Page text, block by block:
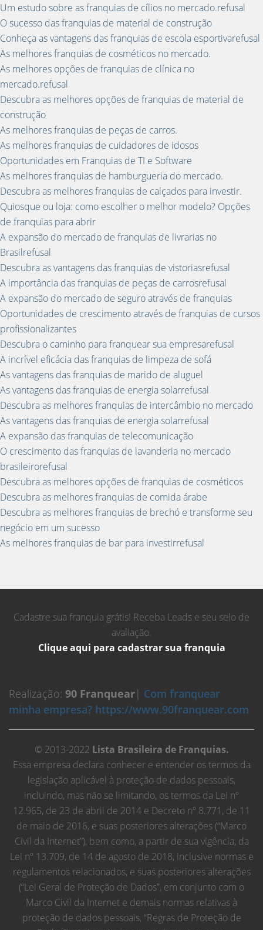
Um estudo sobre as franquias de cílios no mercado.refusal
O sucesso das franquias de material de construção
Conheça as vantagens das franquias de escola esportivarefusal
As melhores franquias de cosméticos no mercado.
As melhores opções de franquias de clínica no
mercado.refusal
Descubra as melhores opções de franquias de material de
construção
As melhores franquias de peças de carros.
As melhores franquias de cuidadores de idosos
Oportunidades em Franquias de TI e Software
As melhores franquias de hamburgueria do mercado.
Descubra as melhores franquias de calçados para investir.
Quiosque ou loja: como escolher o melhor modelo? Opções
de franquias para abrir
A expansão do mercado de franquias de livrarias no
Brasilrefusal
Descubra as vantagens das franquias de vistoriasrefusal
A importância das franquias de peças de carrosrefusal
A expansão do mercado de seguro através de franquias
Oportunidades de crescimento através de franquias de cursos
profissionalizantes
Descubra o caminho para franquear sua empresarefusal
A incrível eficácia das franquias de limpeza de sofá
As vantagens das franquias de marido de aluguel
As vantagens das franquias de energia solarrefusal
Descubra as melhores franquias de intercâmbio no mercado
As vantagens das franquias de energia solarrefusal
A expansão das franquias de telecomunicação
O crescimento das franquias de lavanderia no mercado
brasileirorefusal
Descubra as melhores opções de franquias de cosméticos
Descubra as melhores franquias de comida árabe
Descubra as melhores franquias de brechó e transforme seu
negócio em um sucesso
As melhores franquias de bar para investirrefusal
Cadastre sua franquia grátis! Receba Leads e seu selo de
avaliação.
Clique aqui para cadastrar sua franquia
Realização: 90 Franquear| Com franquear
minha empresa? https://www.90franquear.com
© 2013-2022 Lista Brasileira de Franquias.
Essa empresa declara conhecer e entender os termos da
legislação aplicável à proteção de dados pessoais,
incluindo, mas não se limitando, os termos da Lei nº
12.965, de 23 de abril de 2014 e Decreto nº 8.771, de 11
de maio de 2016, e suas posteriores alterações (“Marco
Civil da Internet”), bem como, a partir de sua vigência, da
Lei nº 13.709, de 14 de agosto de 2018, inclusive normas e
regulamentos relacionados, e suas posteriores alterações
(“Lei Geral de Proteção de Dados”, em conjunto com o
Marco Civil da Internet e demais normas relativas à
proteção de dados pessoais, “Regras de Proteção de